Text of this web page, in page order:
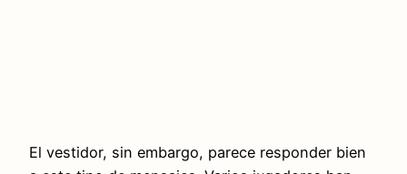
El vestidor, sin embargo, parece responder bien